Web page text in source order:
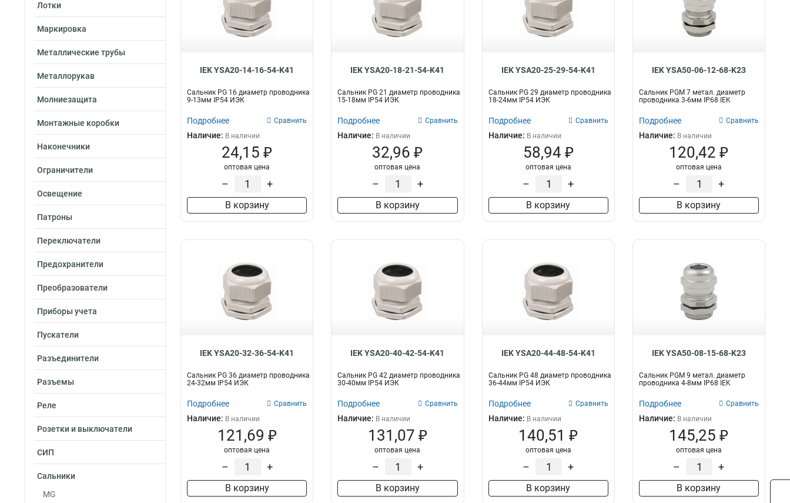
Лотки
Маркировка
Металлические трубы
Металлорукав
Молниезащита
Монтажные коробки
Наконечники
Ограничители
Освещение
Патроны
Переключатели
Предохранители
Преобразователи
Приборы учета
Пускатели
Разъединители
Разъемы
Реле
Розетки и выключатели
СИП
Сальники
MG
IEK YSA20-14-16-54-K41
Сальник PG 16 диаметр проводника
9-13мм IP54 ИЭК
Подробнее Сравнить
Наличие: В наличии
24,15 ₽
оптовая цена
– +
В корзину
IEK YSA20-18-21-54-K41
Сальник PG 21 диаметр проводника
15-18мм IP54 ИЭК
Подробнее Сравнить
Наличие: В наличии
32,96 ₽
оптовая цена
– +
В корзину
IEK YSA20-25-29-54-K41
Сальник PG 29 диаметр проводника
18-24мм IP54 ИЭК
Подробнее Сравнить
Наличие: В наличии
58,94 ₽
оптовая цена
– +
В корзину
IEK YSA50-06-12-68-K23
Сальник PGM 7 метал. диаметр
проводника 3-6мм IP68 IEK
Подробнее Сравнить
Наличие: В наличии
120,42 ₽
оптовая цена
– +
В корзину
IEK YSA20-32-36-54-K41
Сальник PG 36 диаметр проводника
24-32мм IP54 ИЭК
Подробнее Сравнить
Наличие: В наличии
121,69 ₽
оптовая цена
– +
В корзину
IEK YSA20-40-42-54-K41
Сальник PG 42 диаметр проводника
30-40мм IP54 ИЭК
Подробнее Сравнить
Наличие: В наличии
131,07 ₽
оптовая цена
– +
В корзину
IEK YSA20-44-48-54-K41
Сальник PG 48 диаметр проводника
36-44мм IP54 ИЭК
Подробнее Сравнить
Наличие: В наличии
140,51 ₽
оптовая цена
– +
В корзину
IEK YSA50-08-15-68-K23
Сальник PGM 9 метал. диаметр
проводника 4-8мм IP68 IEK
Подробнее Сравнить
Наличие: В наличии
145,25 ₽
оптовая цена
– +
В корзину